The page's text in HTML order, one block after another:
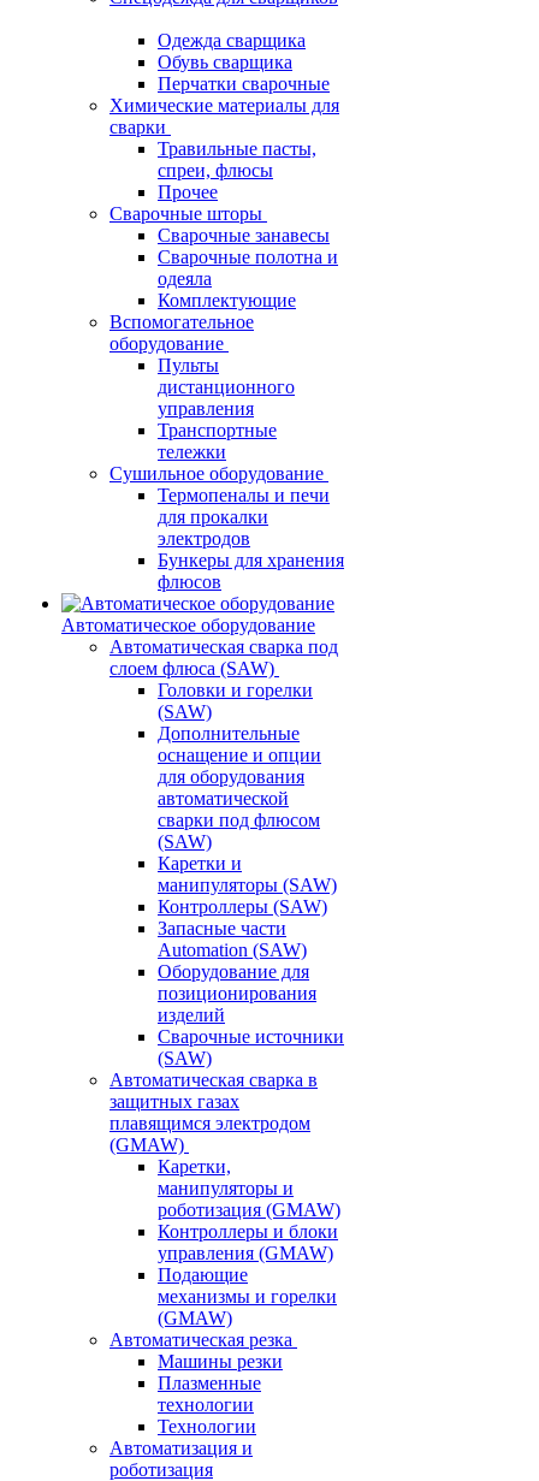
Одежда сварщика
Обувь сварщика
Перчатки сварочные
Химические материалы для
сварки
Травильные пасты,
спреи, флюсы
Прочее
Сварочные шторы
Сварочные занавесы
Сварочные полотна и
одеяла
Комплектующие
Вспомогательное
оборудование
Пульты
дистанционного
управления
Транспортные
тележки
Сушильное оборудование
Термопеналы и печи
для прокалки
электродов
Бункеры для хранения
флюсов
Автоматическое оборудование
Автоматическая сварка под
слоем флюса (SAW)
Головки и горелки
(SAW)
Дополнительные
оснащение и опции
для оборудования
автоматической
сварки под флюсом
(SAW)
Каретки и
манипуляторы (SAW)
Контроллеры (SAW)
Запасные части
Automation (SAW)
Оборудование для
позиционирования
изделий
Сварочные источники
(SAW)
Автоматическая сварка в
защитных газах
плавящимся электродом
(GMAW)
Каретки,
манипуляторы и
роботизация (GMAW)
Контроллеры и блоки
управления (GMAW)
Подающие
механизмы и горелки
(GMAW)
Автоматическая резка
Машины резки
Плазменные
технологии
Технологии
Автоматизация и
роботизация